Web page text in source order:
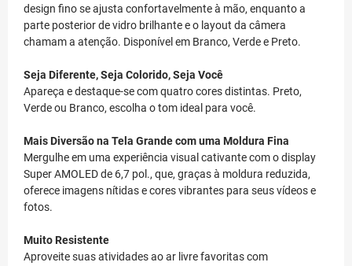
design fino se ajusta confortavelmente à mão, enquanto a
parte posterior de vidro brilhante e o layout da câmera
chamam a atenção. Disponível em Branco, Verde e Preto.
Seja Diferente, Seja Colorido, Seja Você
Apareça e destaque-se com quatro cores distintas. Preto,
Verde ou Branco, escolha o tom ideal para você.
Mais Diversão na Tela Grande com uma Moldura Fina
Mergulhe em uma experiência visual cativante com o display
Super AMOLED de 6,7 pol., que, graças à moldura reduzida,
oferece imagens nítidas e cores vibrantes para seus vídeos e
fotos.
Muito Resistente
Aproveite suas atividades ao ar livre favoritas com